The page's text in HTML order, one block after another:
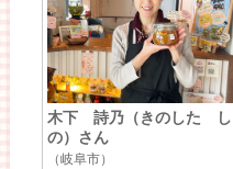
木下 詩乃（きのした し
の）さん
（岐阜市）